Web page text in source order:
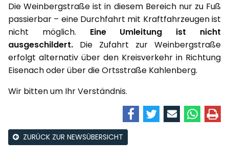
Die Weinbergstraße ist in diesem Bereich nur zu Fuß
passierbar – eine Durchfahrt mit Kraftfahrzeugen ist
nicht möglich. Eine Umleitung ist nicht
ausgeschildert. Die Zufahrt zur Weinbergstraße
erfolgt alternativ über den Kreisverkehr in Richtung
Eisenach oder über die Ortsstraße Kahlenberg.
Wir bitten um Ihr Verständnis.
ZURÜCK ZUR NEWSÜBERSICHT